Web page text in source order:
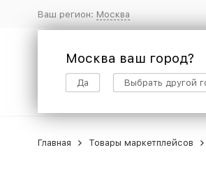
Ваш регион: Москва
Москва ваш город?
Да Выбрать другой
Главная Товары маркетплейсов